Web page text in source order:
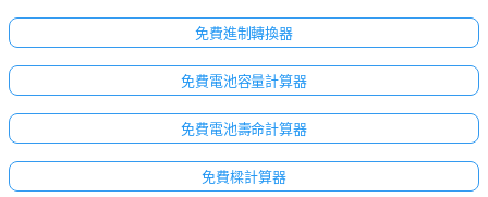
免費進制轉換器
免費電池容量計算器
免費電池壽命計算器
免費樑計算器